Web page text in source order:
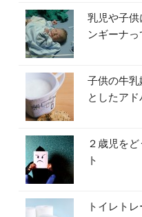
乳児や子
ンギーナっ
子供の牛
としたアド
２歳児を
ト
トイレト